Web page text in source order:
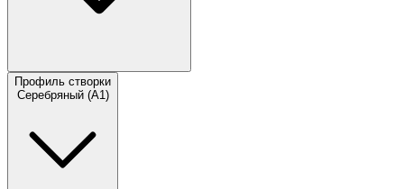
Профиль створки
Серебряный (A1)